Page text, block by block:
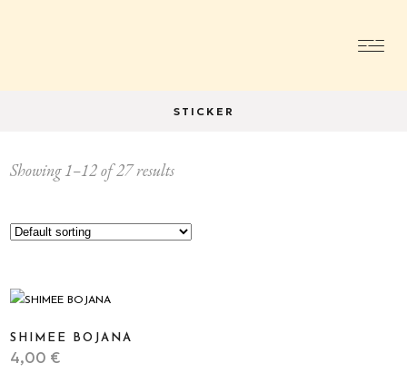
STICKER
Showing 1–12 of 27 results
SHIMEE BOJANA
4,00 €